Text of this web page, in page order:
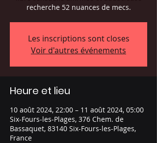
recherche 52 nuances de mecs.
Les inscriptions sont closes
Voir d'autres événements
Heure et lieu
10 août 2024, 22:00 – 11 août 2024, 05:00
Six-Fours-les-Plages, 376 Chem. de
Bassaquet, 83140 Six-Fours-les-Plages,
France